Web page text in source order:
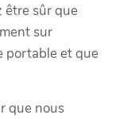
être sûr que
sur
portable et que
que nous